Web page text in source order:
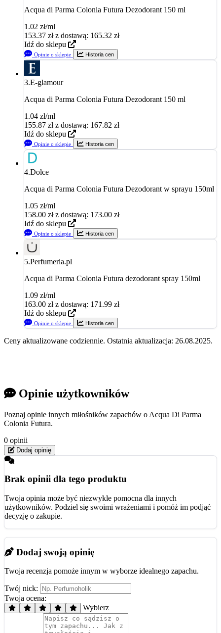
Acqua di Parma Colonia Futura Dezodorant 150 ml
1.02 zł/ml
153.37 zł z dostawą: 165.32 zł
Idź do sklepu
Opinie o sklepie Historia cen
3.E-glamour
Acqua di Parma Colonia Futura Dezodorant 150 ml
1.04 zł/ml
155.87 zł z dostawą: 167.82 zł
Idź do sklepu
Opinie o sklepie Historia cen
4.Dolce
Acqua di Parma Colonia Futura Dezodorant w sprayu 150ml
1.05 zł/ml
158.00 zł z dostawą: 173.00 zł
Idź do sklepu
Opinie o sklepie Historia cen
5.Perfumeria.pl
Acqua di Parma Colonia Futura dezodorant spray 150ml
1.09 zł/ml
163.00 zł z dostawą: 171.99 zł
Idź do sklepu
Opinie o sklepie Historia cen
Ceny aktualizowane codziennie. Ostatnia aktualizacja: 26.08.2025.
Opinie użytkowników
Poznaj opinie innych miłośników zapachów o Acqua Di Parma
Colonia Futura.
0 opinii
Dodaj opinię
Brak opinii dla tego produktu
Twoja opinia może być niezwykle pomocna dla innych
użytkowników. Podziel się swoimi wrażeniami i pomóż im podjąć
decyzję o zakupie.
Dodaj swoją opinię
Twoja recenzja pomoże innym w wyborze idealnego zapachu.
Twój nick:
Twoja ocena:
Wybierz